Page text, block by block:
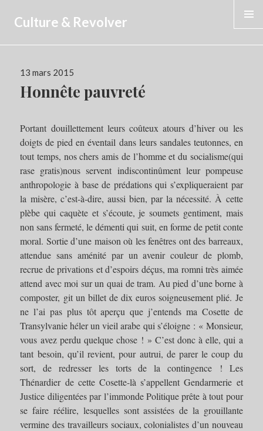
Culture & Revolver
Publié
le
13 mars 2015
Honnête pauvreté
Portant douillettement leurs coûteux atours d’hiver ou les
doigts de pied en éventail dans leurs sandales teutonnes, en
tout temps, nos chers amis de l’homme et du socialisme(qui
rase gratis)nous servent indiscontinûment leur pompeuse
anthropologie à base de prédations qui s’expliqueraient par
la misère, c’est-à-dire, aussi bien, par la nécessité. À cette
plèbe qui caquète et s’écoute, je soumets gentiment, mais
non sans fermeté, le démenti qui suit, en forme de petit conte
moral. Sortie d’une maison où les fenêtres ont des barreaux,
attendue sans aménité par un avenir couleur de plomb,
recrue de privations et d’espoirs déçus, ma romni très aimée
attend avec moi sur un quai de tram. Au pied d’une borne à
composter, git un billet de dix euros soigneusement plié. Je
ne l’ai pas plus tôt aperçu que j’entends ma Cosette de
Transylvanie héler un vieil arabe qui s’éloigne : « Monsieur,
vous avez perdu quelque chose ! » C’est donc à elle, qui a
tant besoin, qu’il revient, pour autrui, de parer le coup du
sort, de redresser les torts de la contingence ! Les
Thénardier de cette Cosette-là s’appellent Gendarmerie et
Justice diligentées par l’immonde Politique prête à tout pour
se faire réélire, lesquelles sont assistées de la grouillante
vermine des travailleurs sociaux, colonialistes d’un nouveau